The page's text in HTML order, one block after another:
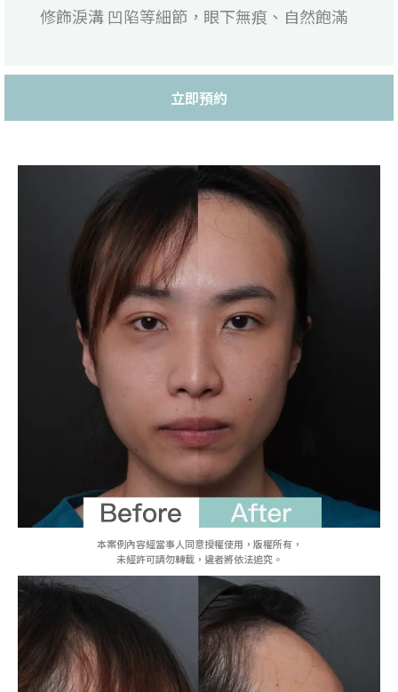
修飾淚溝 凹陷等細節，眼下無痕、自然飽滿
立即預約
本案例內容經當事人同意授權使用，版權所有，
未經許可請勿轉載，違者將依法追究。